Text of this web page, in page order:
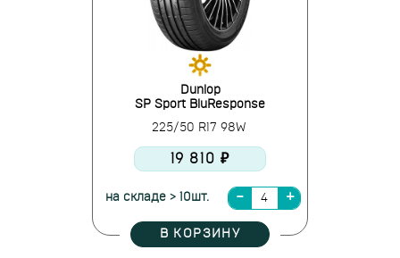
Dunlop
SP Sport BluResponse
225/50 R17 98W
19 810 ₽
на складе > 10шт.
В КОРЗИНУ